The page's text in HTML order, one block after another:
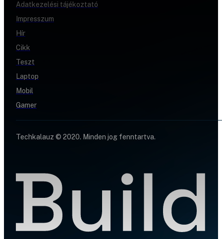
Adatkezelési tájékoztató
Impresszum
Hír
Cikk
Teszt
Laptop
Mobil
Gamer
Techkalauz © 2020. Minden jog fenntartva.